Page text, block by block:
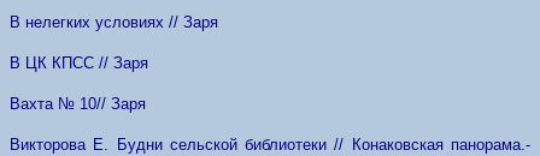
В нелегких условиях // Заря
В ЦК КПСС // Заря
Вахта № 10// Заря
Викторова Е. Будни сельской библиотеки // Конаковская панорама.-